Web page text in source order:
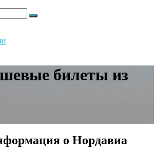
билеты из
о Нордавиа